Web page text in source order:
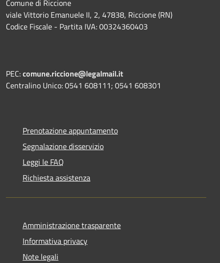
Comune di Riccione
viale Vittorio Emanuele II, 2, 47838, Riccione (RN)
Codice Fiscale - Partita IVA: 00324360403
PEC:comune.riccione@legalmail.it
Centralino Unico: 0541 608111; 0541 608301
Prenotazione appuntamento
Segnalazione disservizio
Leggi le FAQ
Richiesta assistenza
Amministrazione trasparente
Informativa privacy
Note legali